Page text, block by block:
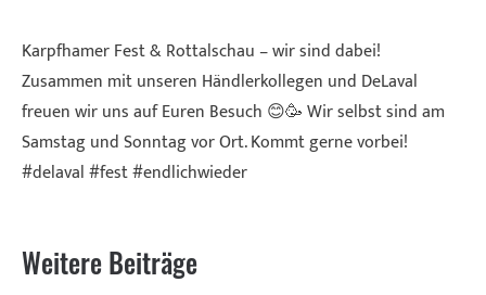
Karpfhamer Fest & Rottalschau – wir sind dabei!
Zusammen mit unseren Händlerkollegen und DeLaval
freuen wir uns auf Euren Besuch 😊🥳 Wir selbst sind am
Samstag und Sonntag vor Ort. Kommt gerne vorbei!
#delaval#fest#endlichwieder
Weitere Beiträge